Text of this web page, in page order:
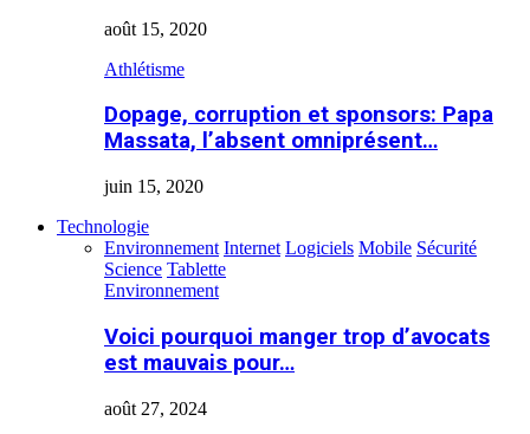
août 15, 2020
Athlétisme
Dopage, corruption et sponsors: Papa
Massata, l’absent omniprésent…
juin 15, 2020
Technologie
Environnement Internet Logiciels Mobile Sécurité
Science Tablette
Environnement
Voici pourquoi manger trop d’avocats
est mauvais pour…
août 27, 2024